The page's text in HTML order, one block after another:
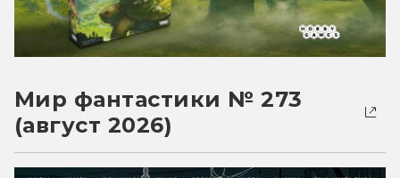
Мир фантастики № 273
(август 2026)